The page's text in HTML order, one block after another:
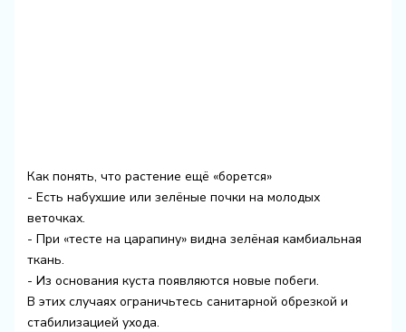
Как понять, что растение ещё «борется»
- Есть набухшие или зелёные почки на молодых
веточках.
- При «тесте на царапину» видна зелёная камбиальная
ткань.
- Из основания куста появляются новые побеги.
В этих случаях ограничьтесь санитарной обрезкой и
стабилизацией ухода.